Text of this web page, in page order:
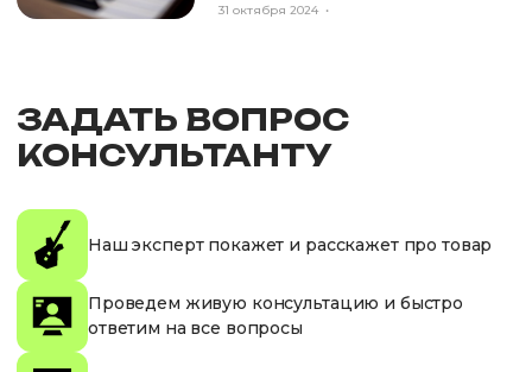
31 октября 2024 •
ЗАДАТЬ ВОПРОС
КОНСУЛЬТАНТУ
Наш эксперт покажет и расскажет про товар
Проведем живую консультацию и быстро
ответим на все вопросы